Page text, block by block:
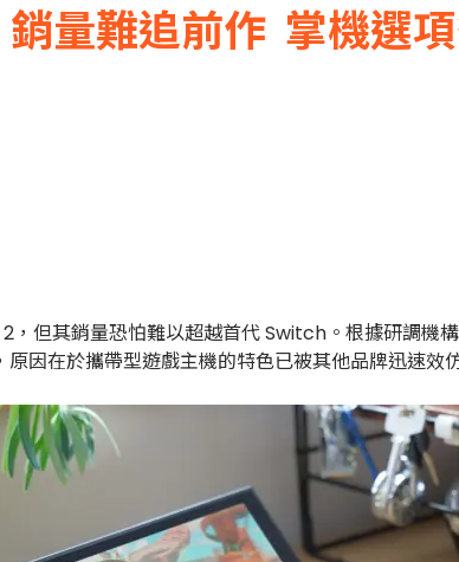
量難追前作 掌機選
但其銷量恐怕難以超越首代 Switch。根據研調機
因在於攜帶型遊戲主機的特色已被其他品牌迅速效